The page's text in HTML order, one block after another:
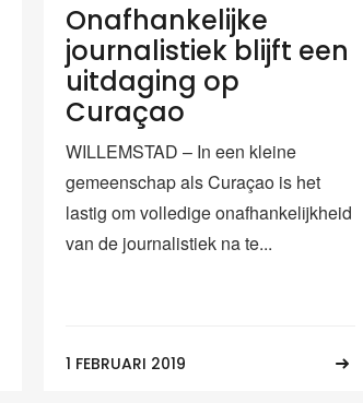
Onafhankelijke
journalistiek blijft een
uitdaging op
Curaçao
WILLEMSTAD – In een kleine
gemeenschap als Curaçao is het
lastig om volledige onafhankelijkheid
van de journalistiek na te...
1 FEBRUARI 2019